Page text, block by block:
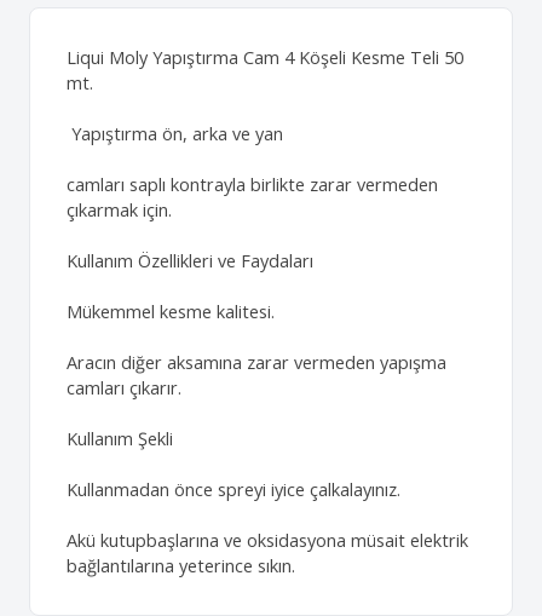
Liqui Moly Yapıştırma Cam 4 Köşeli Kesme Teli 50
mt.
Yapıştırma ön, arka ve yan
camları saplı kontrayla birlikte zarar vermeden
çıkarmak için.
Kullanım Özellikleri ve Faydaları
Mükemmel kesme kalitesi.
Aracın diğer aksamına zarar vermeden yapışma
camları çıkarır.
Kullanım Şekli
Kullanmadan önce spreyi iyice çalkalayınız.
Akü kutupbaşlarına ve oksidasyona müsait elektrik
bağlantılarına yeterince sıkın.